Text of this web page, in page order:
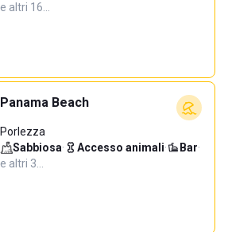
e altri 16…
Panama Beach
Porlezza
Sabbiosa· Accesso animali· Bar·
e altri 3…